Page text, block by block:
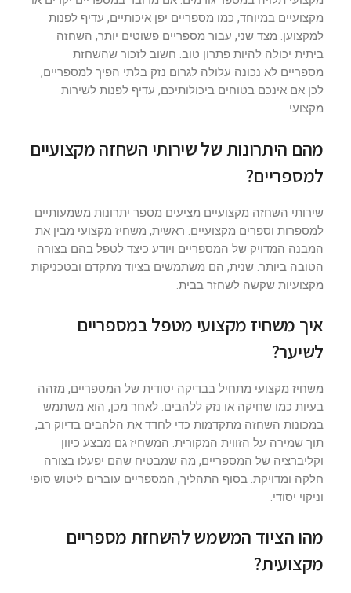
מקצועיים במיוחד, כמו מספריים יפן איכותיים, עדיף לפנות
למקצוען. מצד שני, עבור מספריים פשוטים יותר, השחזה
ביתית יכולה להיות פתרון טוב. חשוב לזכור שהשחזת
מספריים לא נכונה עלולה לגרום נזק בלתי הפיך למספריים,
לכן אם אינכם בטוחים ביכולותיכם, עדיף לפנות לשירות
מקצועי.
מהם היתרונות של שירותי השחזה מקצועיים
למספריים?
שירותי השחזה מקצועיים מציעים מספר יתרונות משמעותיים
למספרות וספרים מקצועיים. ראשית, משחיז מקצועי מבין את
המבנה המדויק של המספריים ויודע כיצד לטפל בהם בצורה
הטובה ביותר. שנית, הם משתמשים בציוד מתקדם ובטכניקות
מקצועיות שקשה לשחזר בבית.
איך משחיז מקצועי מטפל במספריים
לשיער?
משחיז מקצועי מתחיל בבדיקה יסודית של המספריים, מזהה
בעיות כמו שחיקה או נזק ללהבים. לאחר מכן, הוא משתמש
במכונות השחזה מתקדמות כדי לחדד את הלהבים בדיוק רב,
תוך שמירה על הזווית המקורית. המשחיז גם מבצע כיוון
וקליברציה של המספריים, מה שמבטיח שהם יפעלו בצורה
חלקה ומדויקת. בסוף התהליך, המספריים עוברים ליטוש סופי
וניקוי יסודי.
מהו הציוד המשמש להשחזת מספריים
מקצועית?